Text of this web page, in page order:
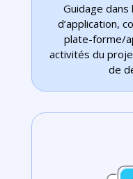
Guidage
d’application,
plate-forme/
activités du
de